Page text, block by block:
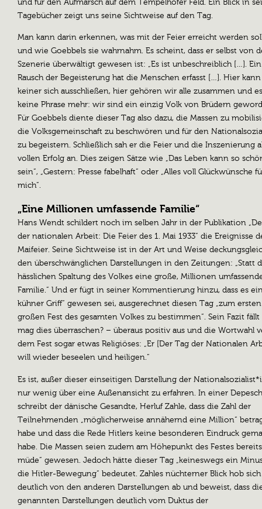
und für den Aufmarsch auf dem Tempelhofer Feld. Ein Blick in
Tagebücher zeigt uns seine Sichtweise auf den Tag.
Man kann darin erkennen, was mit der Feier erreicht werden
und wie Goebbels sie wahrnahm. Es scheint, dass er selbst von
Szenerie überwältigt gewesen ist: „Es ist unbeschreiblich […].
Rausch der Begeisterung hat die Menschen erfasst […]. Hier kann
keiner sich ausschließen, hier gehören wir alle zusammen und
keine Phrase mehr: wir sind ein einzig Volk von Brüdern
Für Goebbels diente dieser Tag also dazu, die Massen zu
die Volksgemeinschaft zu beschwören und für den
zu begeistern. Schließlich sah er die Feier und die Inszenierung
vollen Erfolg an. Dies zeigen Sätze wie „Das Leben kann so
sein“, „Gestern: Presse fabelhaft“ oder „Alles voll Glückwünsche
mich“.
„Eine Millionen umfassende Familie“
Hans Wendt schildert noch im selben Jahr in der Publikation
der nationalen Arbeit: Die Feier des 1. Mai 1933“ die Ereignisse
Maifeier. Seine Sichtweise ist in der Art und Weise
den überschwänglichen Darstellungen in den Zeitungen: „Statt
hässlichen Spaltung des Volkes eine große, Millionen
Familie.“ Und er fügt in seiner Kommentierung hinzu, dass es
kühner Griff“ gewesen sei, ausgerechnet diesen Tag „zum ersten
großen Fest des gesamten Volkes zu bestimmen“. Sein Fazit
mag dies überraschen? – überaus positiv aus und die Wortwahl
dem Fest sogar etwas Religiöses: „Er [Der Tag der Nationalen
will wieder beseelen und heiligen.“
Es ist, außer dieser einseitigen Darstellung der
nur wenig über eine Außenansicht zu erfahren. In einer
schreibt der dänische Gesandte, Herluf Zahle, dass die Zahl der
Teilnehmenden „möglicherweise annähernd eine Million“
habe und dass die Rede Hitlers keine besonderen Eindruck
habe. Die Massen seien zudem am Höhepunkt des Festes bereits
müde“ gewesen. Jedoch hätte dieser Tag „keineswegs ein
die Hitler-Bewegung“ bedeutet. Zahles nüchterner Blick hob
deutlich von den anderen Darstellungen ab und beweist, dass
genannten Darstellungen deutlich vom Duktus der